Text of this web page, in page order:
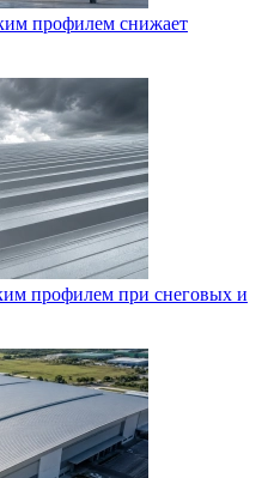
профилем снижает
профилем при снеговых и